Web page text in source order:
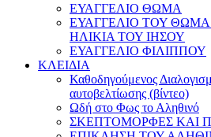
ΕΥΑΓΓΕΛΙΟ ΘΩΜΑ
ΕΥΑΓΓΕΛΙΟ ΤΟΥ
ΗΛΙΚΙΑ ΤΟΥ ΙΗΣΟΥ
ΕΥΑΓΓΕΛΙΟ ΦΙΛΙΠΠΟΥ
ΚΛΕΙΔΙΑ
Καθοδηγούμενος
αυτοβελτίωσης (βίντεο)
Ωδή στο Φως το Αληθινό
ΣΚΕΠΤΟΜΟΡΦΕΣ ΚΑΙ